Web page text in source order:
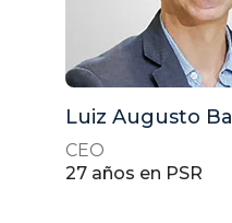
Luiz Augusto
CEO
27 años en PSR